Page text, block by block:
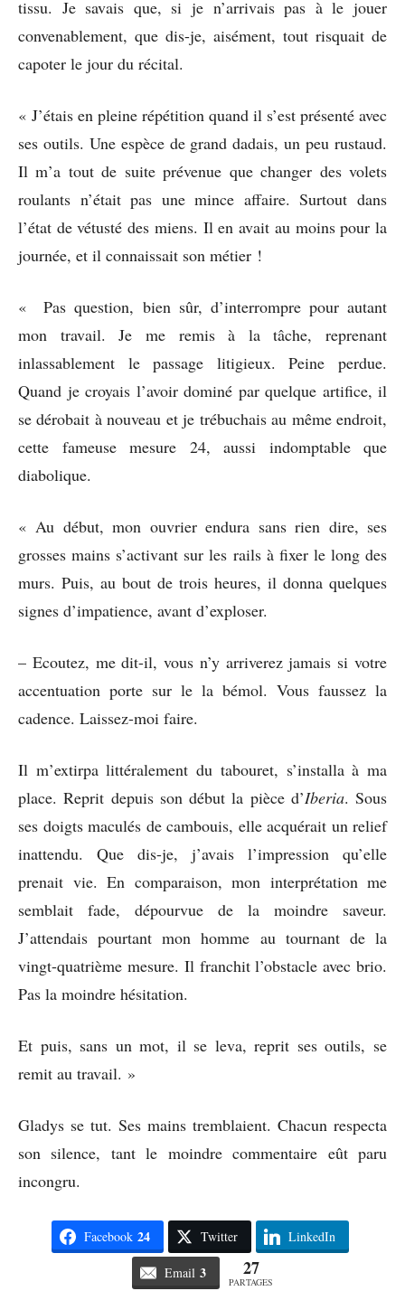
tissu. Je savais que, si je n’arrivais pas à le jouer
convenablement, que dis-je, aisément, tout risquait de
capoter le jour du récital.
« J’étais en pleine répétition quand il s’est présenté avec
ses outils. Une espèce de grand dadais, un peu rustaud.
Il m’a tout de suite prévenue que changer des volets
roulants n’était pas une mince affaire. Surtout dans
l’état de vétusté des miens. Il en avait au moins pour la
journée, et il connaissait son métier !
« Pas question, bien sûr, d’interrompre pour autant
mon travail. Je me remis à la tâche, reprenant
inlassablement le passage litigieux. Peine perdue.
Quand je croyais l’avoir dominé par quelque artifice, il
se dérobait à nouveau et je trébuchais au même endroit,
cette fameuse mesure 24, aussi indomptable que
diabolique.
« Au début, mon ouvrier endura sans rien dire, ses
grosses mains s’activant sur les rails à fixer le long des
murs. Puis, au bout de trois heures, il donna quelques
signes d’impatience, avant d’exploser.
– Ecoutez, me dit-il, vous n’y arriverez jamais si votre
accentuation porte sur le la bémol. Vous faussez la
cadence. Laissez-moi faire.
Il m’extirpa littéralement du tabouret, s’installa à ma
place. Reprit depuis son début la pièce d’Iberia. Sous
ses doigts maculés de cambouis, elle acquérait un relief
inattendu. Que dis-je, j’avais l’impression qu’elle
prenait vie. En comparaison, mon interprétation me
semblait fade, dépourvue de la moindre saveur.
J’attendais pourtant mon homme au tournant de la
vingt-quatrième mesure. Il franchit l’obstacle avec brio.
Pas la moindre hésitation.
Et puis, sans un mot, il se leva, reprit ses outils, se
remit au travail. »
Gladys se tut. Ses mains tremblaient. Chacun respecta
son silence, tant le moindre commentaire eût paru
incongru.
Facebook 24 Twitter LinkedIn
Email 3 27
PARTAGES